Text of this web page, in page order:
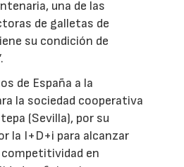
una de las
de galletas de
su condición de
de España a la
la sociedad cooperativa
(Sevilla), por su
la I+D+i para alcanzar
competitividad en